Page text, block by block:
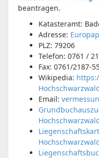
beantragen.
Katasteramt:
Adresse:
PLZ: 79206
Telefon: 0761 /
Fax: 0761/2187-
Wikipedia:
Email: